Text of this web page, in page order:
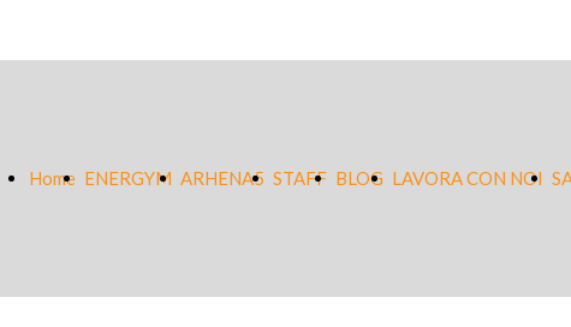
Home ENERGYM ARHENA5 STAFF BLOG LAVORA CON NOI